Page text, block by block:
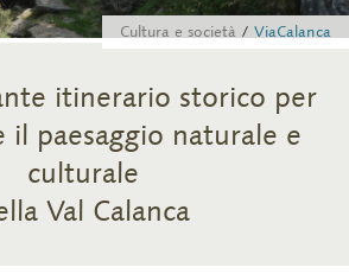
Cultura e società ViaCalanca
itinerario storico per
il paesaggio naturale e
culturale
Val Calanca